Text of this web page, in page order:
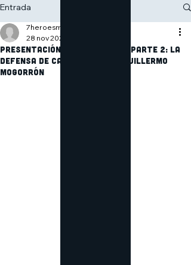
Entrada
Presentación del cómic LEZO parte 2: La
defensa de Cartagena, con Guillermo
Mogorrón
7heroesmurcia
28 nov 2024